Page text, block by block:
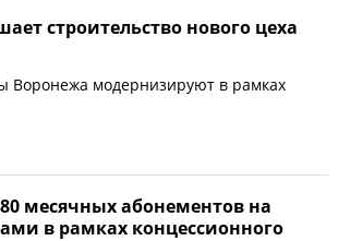
строительство нового цеха
Воронежа модернизируют в рамках
месячных абонементов на
в рамках концессионного